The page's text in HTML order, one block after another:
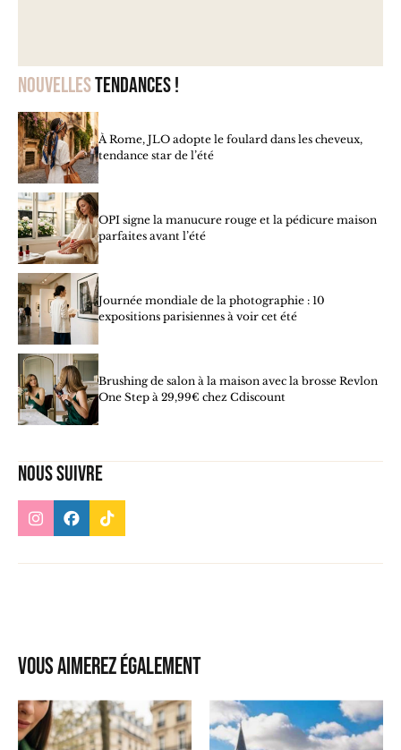
Nouvellestendances !
À Rome, JLO adopte le foulard dans les cheveux,
tendance star de l’été
OPI signe la manucure rouge et la pédicure maison
parfaites avant l’été
Journée mondiale de la photographie : 10
expositions parisiennes à voir cet été
Brushing de salon à la maison avec la brosse Revlon
One Step à 29,99€ chez Cdiscount
Nous suivre
Vous aimerez également